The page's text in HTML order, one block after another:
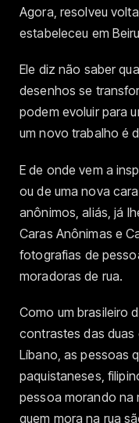
Agora, resolveu
estabeleceu em
Ele diz não saber
desenhos se
podem evoluir para
um novo trabalho é
E de onde vem a
ou de uma nova
anônimos, aliás, já
Caras Anônimas e
fotografias de
moradoras de rua.
Como um brasileiro
contrastes das duas
Líbano, as pessoas
paquistaneses,
pessoa morando na
quem mora na rua